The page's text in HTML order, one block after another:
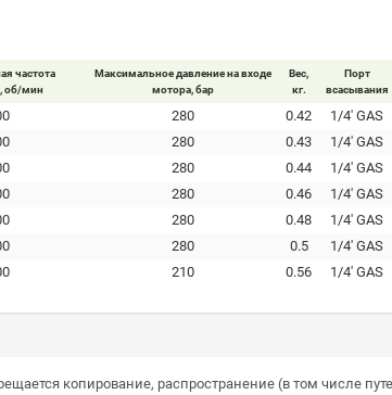
частота
об/мин
Максимальное давление на входе
мотора, бар
Вес,
кг.
Порт
всасывания
280 0.42
1/4' GAS
280 0.43
1/4' GAS
280 0.44
1/4' GAS
280 0.46
1/4' GAS
280 0.48
1/4' GAS
280 0.5
1/4' GAS
210 0.56 1/4' GAS
копирование, распространение (в том числе